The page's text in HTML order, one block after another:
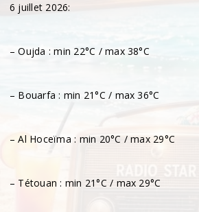
6 juillet 2026:
– Oujda : min 22°C / max 38°C
– Bouarfa : min 21°C / max 36°C
– Al Hoceïma : min 20°C / max 29°C
– Tétouan : min 21°C / max 29°C